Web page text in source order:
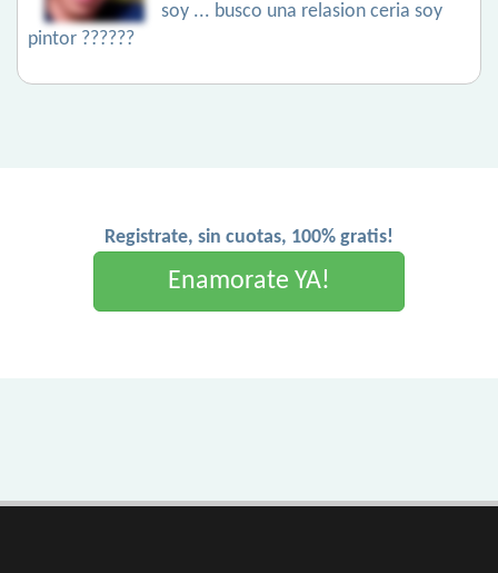
soy ... busco una relasion ceria soy
pintor ??????
Registrate, sin cuotas, 100% gratis!
Enamorate YA!